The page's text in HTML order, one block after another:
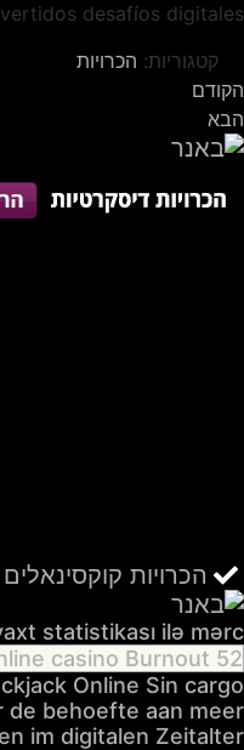
desafíos digitales.
קטגוריות: הכרויות
הקודם
הבא
הכרויות קוקסינאלים
statistikası ilə mərc
52 Ways To Avoid best irish online casino Burnout
Online Sin cargo
de behoefte aan meer
im digitalen Zeitalter